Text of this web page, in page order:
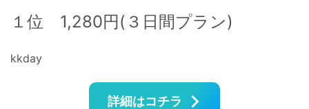
１位 1,280円(３日間プラン)
kkday
詳細はコチラ